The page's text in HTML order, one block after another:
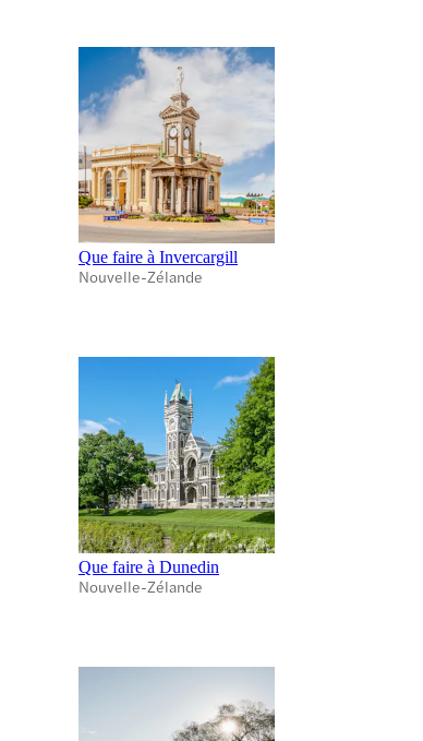
Que faire à Invercargill
Nouvelle-Zélande
Que faire à Dunedin
Nouvelle-Zélande